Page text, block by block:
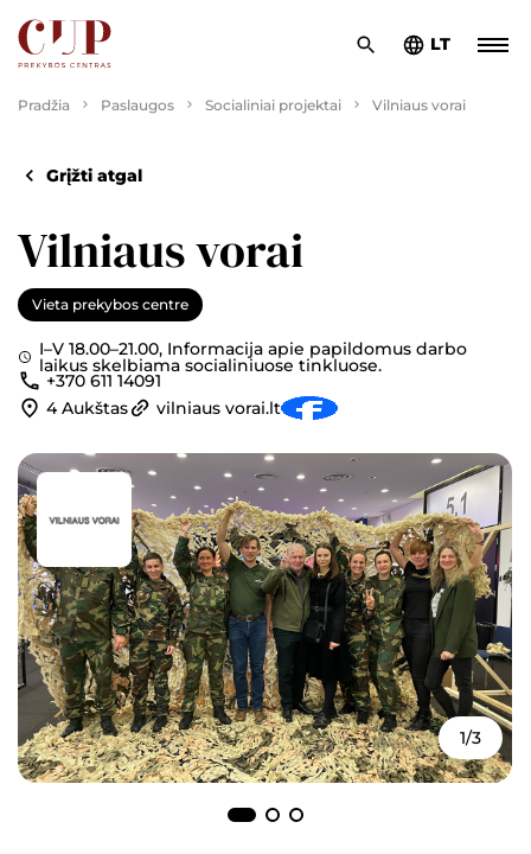
LT
Pradžia Paslaugos Socialiniai projektai Vilniaus vorai
Grįžti atgal
Vilniaus vorai
Vieta prekybos centre
I–V 18.00–21.00, Informacija apie papildomus darbo
laikus skelbiama socialiniuose tinkluose.
+370 611 14091
4 Aukštas
vilniaus vorai.lt
1/3